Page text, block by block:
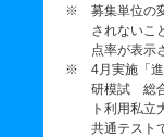
※ 募集単位の変
されないこ
点率が表示
※ 4月実施「進
研模試 総
ト利用私立
共通テスト